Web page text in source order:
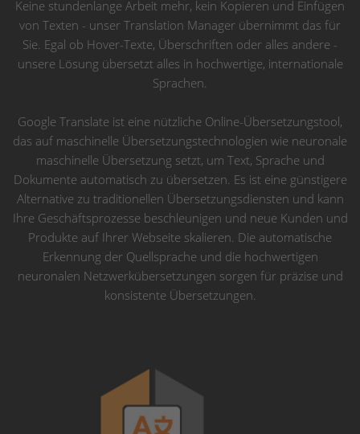
Keine stundenlange Arbeit mehr, kein Kopieren und Einfügen
von Texten - unser Translation Manager übernimmt das für
Sie. Egal ob Hover-Texte, Überschriften oder alles andere -
unsere Lösung übersetzt alles in hochwertige, internationale
Sprachen.
Google Translate ist eine nützliche Online-Übersetzungstool,
das auf maschinelle Übersetzungstechnologien wie neuronale
maschinelle Übersetzung setzt, um Text, Sprache und
Dokumente automatisch zu übersetzen. Es ist eine günstigere
Alternative zu traditionellen Übersetzungsdiensten und kann
Ihre Geschäftsprozesse beschleunigen und neue Kunden und
Produkte auf Ihrer Webseite skalieren. Die automatische
Erkennung der Quellsprache und die hochwertigen
neuronalen Netzwerkübersetzungen sorgen für präzise und
konsistente Übersetzungen.